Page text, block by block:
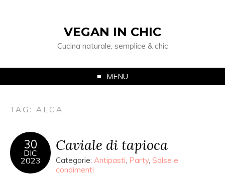
VEGAN IN CHIC
Cucina naturale, semplice & chic
MENU
TAG: ALGA
30
DIC
2023
Caviale di tapioca
Categorie: Antipasti, Party, Salse e
condimenti